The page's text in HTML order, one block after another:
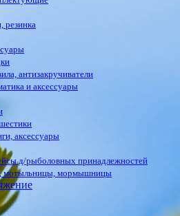
резинка
антизакручиватели
и аксессуары
аксессуары
д/рыболовных принадлежностей
мотыльницы, мормышницы